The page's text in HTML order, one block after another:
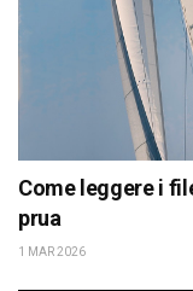
Come leggere i
prua
1 MAR 2026